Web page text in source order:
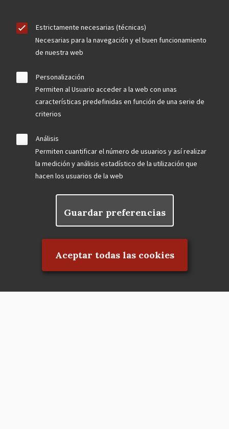
Estrictamente necesarias (técnicas)
Necesarias para la navegación y el buen funcionamiento
de nuestra web
Personalización
Permiten al Usuario acceder a la web con unas
características predefinidas en función de una serie de
criterios
Análisis
Permiten cuantificar el número de usuarios y así realizar
la medición y análisis estadístico de la utilización que
hacen los usuarios de la web
Guardar preferencias
Aceptar todas las cookies